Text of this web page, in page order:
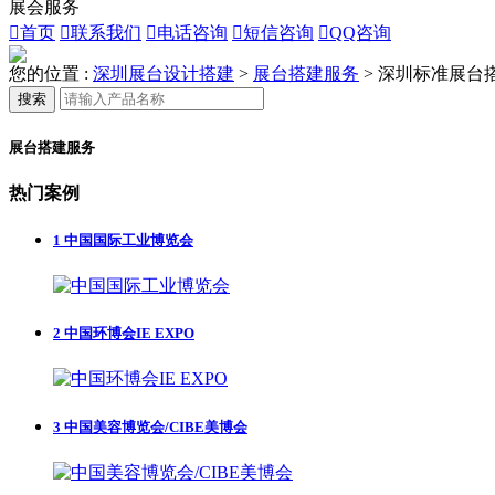
展会服务
首页 联系我们 电话咨询 短信咨询 QQ咨询
您的位置 : 深圳展台设计搭建 > 展台搭建服务 > 深圳标准展台
搜索
展台搭建服务
热门案例
1 中国国际工业博览会
2 中国环博会IE EXPO
3 中国美容博览会/CIBE美博会